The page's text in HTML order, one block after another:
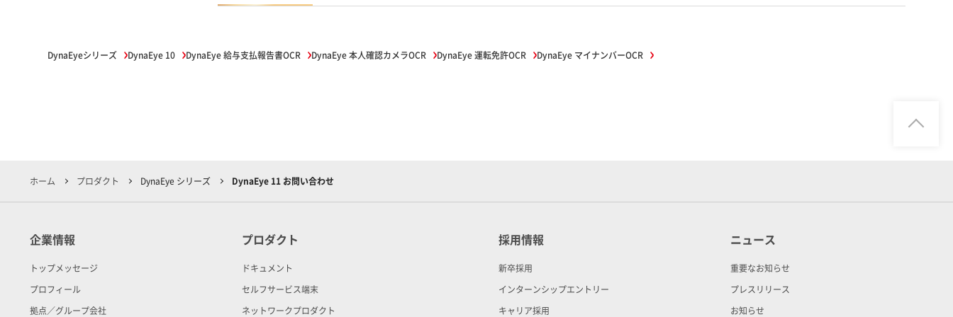
DynaEyeシリーズ DynaEye 10 DynaEye 給与支払報告書OCR DynaEye 本人確認カメラOCR DynaEye 運転免許OCR DynaEye マイナンバーOCR
ホーム プロダクト DynaEye シリーズ DynaEye 11 お問い合わせ
企業情報
トップメッセージ
プロフィール
拠点／グループ会社
プロダクト
ドキュメント
セルフサービス端末
ネットワークプロダクト
採用情報
新卒採用
インターンシップエントリー
キャリア採用
ニュース
重要なお知らせ
プレスリリース
お知らせ